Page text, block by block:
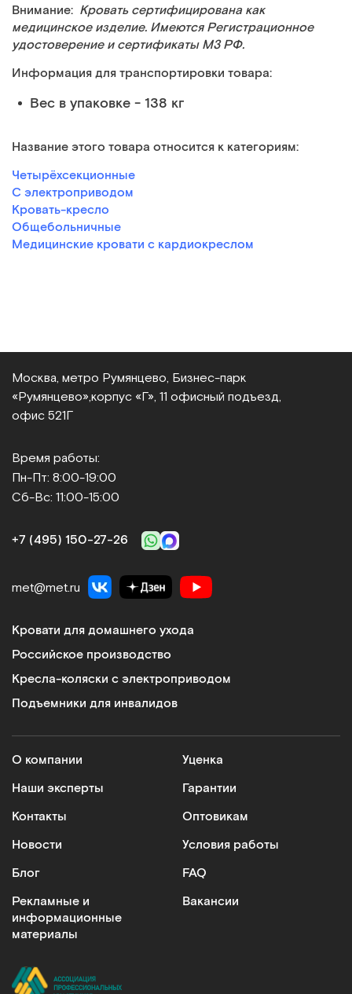
Внимание: Кровать сертифицирована как
медицинское изделие. Имеются Регистрационное
удостоверение и сертификаты МЗ РФ.
Информация для транспортировки товара:
Вес в упаковке - 138 кг
Название этого товара относится к категориям:
Четырёхсекционные
С электроприводом
Кровать-кресло
Общебольничные
Медицинские кровати с кардиокреслом
Москва, метро Румянцево, Бизнес‑парк
«Румянцево», корпус «Г», 11 офисный подъезд,
офис 521Г
Время работы:
Пн-Пт: 8:00-19:00
Сб-Вс: 11:00-15:00
+7 (495) 150‑27‑26
met@met.ru
Кровати для домашнего ухода
Российское производство
Кресла-коляски с электроприводом
Подъемники для инвалидов
О компании
Наши эксперты
Контакты
Новости
Блог
Рекламные и
информационные
материалы
Уценка
Гарантии
Оптовикам
Условия работы
FAQ
Вакансии